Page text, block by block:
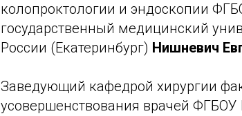
колопроктологии и эндоскопии
государственный медицинский
России (Екатеринбург) Нишневич
Заведующий кафедрой хирургии
усовершенствования врачей ФГБОУ